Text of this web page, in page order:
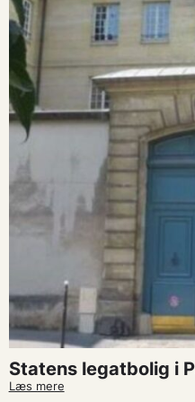
Statens legatbolig i
Læs mere